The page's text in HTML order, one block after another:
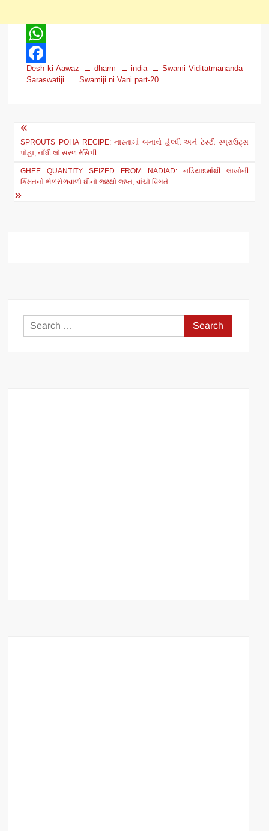
W
h
s
A
p
p
F
e
b
o
o
Desh ki Aawaz dharm india
Swami Viditatmananda
Saraswatiji
Swamiji ni Vani part-20
Post
navigation
SPROUTS POHA RECIPE: નાસ્તામાં બનાવો હેલ્ધી અને ટેસ્ટી સ્પ્રાઉટ્સ
પોહા, નોંધી લો સરળ રેસિપી…
GHEE QUANTITY SEIZED FROM NADIAD: નડિયાદમાંથી લાખોની
કિંમતનો ભેળસેળવાળો ઘીનો જથ્થો જપ્ત, વાંચો વિગતે…
Search